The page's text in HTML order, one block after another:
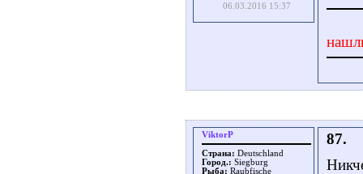
06.03.2016 15:37
ViktorP
Страна: Deutschland
Город.: Siegburg
Рыба: Raubfische
87.